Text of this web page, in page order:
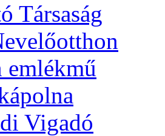
Társaság
emlékmű
Vigadó